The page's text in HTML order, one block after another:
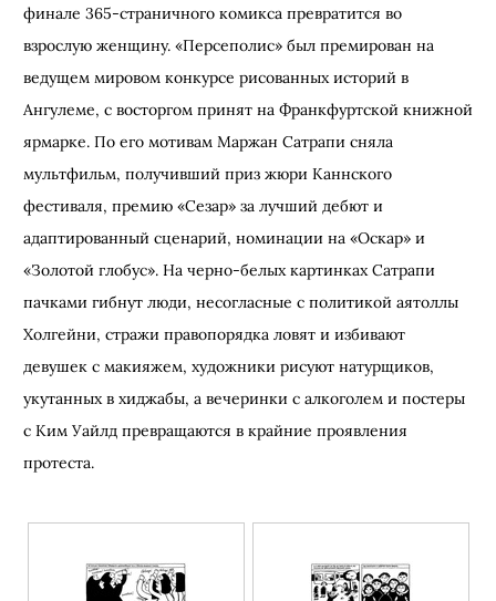
финале 365-страничного комикса превратится во
взрослую женщину. «Персеполис» был премирован на
ведущем мировом конкурсе рисованных историй в
Ангулеме, с восторгом принят на Франкфуртской книжной
ярмарке. По его мотивам Маржан Сатрапи сняла
мультфильм, получивший приз жюри Каннского
фестиваля, премию «Сезар» за лучший дебют и
адаптированный сценарий, номинации на «Оскар» и
«Золотой глобус». На черно-белых картинках Сатрапи
пачками гибнут люди, несогласные с политикой аятоллы
Холгейни, стражи правопорядка ловят и избивают
девушек с макияжем, художники рисуют натурщиков,
укутанных в хиджабы, а вечеринки с алкоголем и постеры
с Ким Уайлд превращаются в крайние проявления
протеста.